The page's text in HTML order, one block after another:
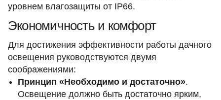
уровнем влагозащиты от IP66.
Экономичность и комфорт
Для достижения эффективности работы дачного
освещения руководствуются двумя
соображениями:
Принцип «Необходимо и достаточно».
Освещение должно быть достаточно ярким,